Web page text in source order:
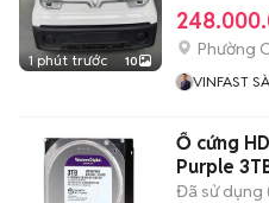
1 phút trước 10
Phường
VINFAST
Ổ cứng
Purple
Đã sử dụng